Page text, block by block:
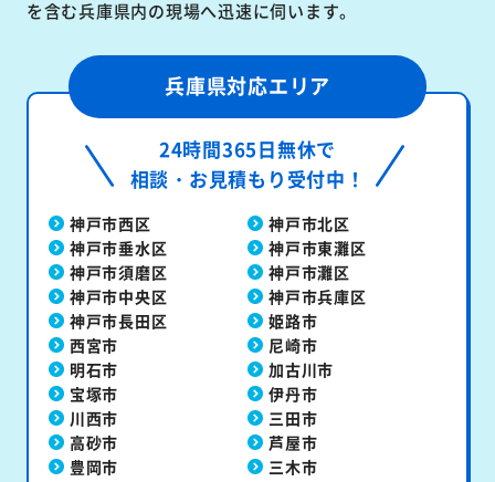
を含む兵庫県内の現場へ迅速に伺います。
兵庫県対応エリア
24時間365日無休で
相談・お見積もり受付中！
神戸市西区
神戸市北区
神戸市垂水区
神戸市東灘区
神戸市須磨区
神戸市灘区
神戸市中央区
神戸市兵庫区
神戸市長田区
姫路市
西宮市
尼崎市
明石市
加古川市
宝塚市
伊丹市
川西市
三田市
高砂市
芦屋市
豊岡市
三木市